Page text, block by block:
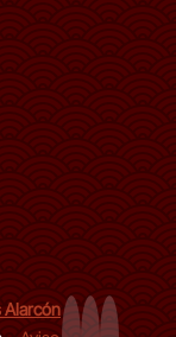
Alarcón